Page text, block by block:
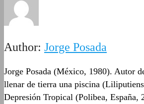
Author: Jorge Posada
Jorge Posada (México, 1980). Autor
llenar de tierra una piscina
Depresión Tropical (Polibea, España,